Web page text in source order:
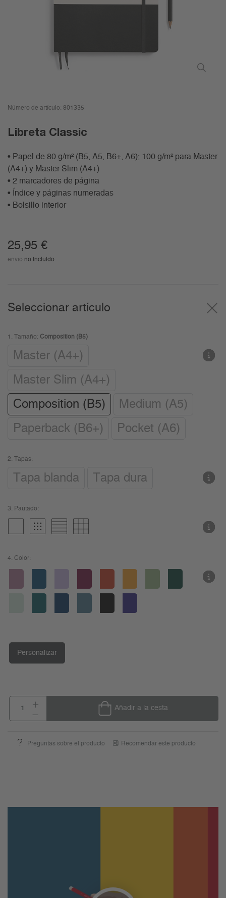
Número de artículo: 801335
Libreta Classic
• Papel de 80 g/m² (B5, A5, B6+, A6); 100 g/m² para Master
(A4+) y Master Slim (A4+)
• 2 marcadores de página
• Índice y páginas numeradas
• Bolsillo interior
25,95 €
envío no incluido
Seleccionar artículo
1. Tamaño: Composition (B5)
Master (A4+)
Master Slim (A4+)
Composition (B5)
Medium (A5)
Paperback (B6+)
Pocket (A6)
2. Tapas:
Tapa blanda Tapa dura
3. Pautado:
4. Color:
Personalizar
Añadir a la cesta
Preguntas sobre el producto Recomendar este producto